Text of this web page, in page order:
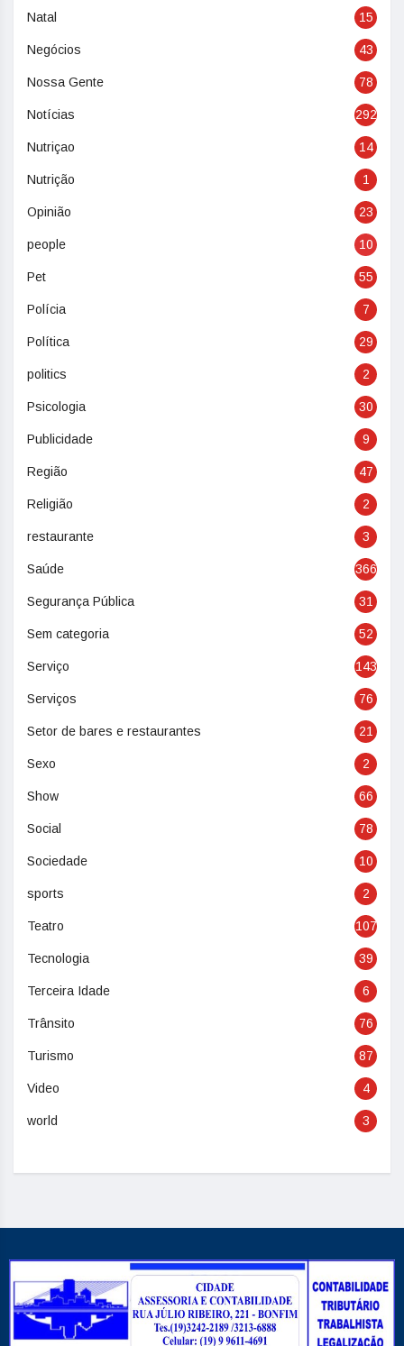
Natal 15
Negócios 43
Nossa Gente 78
Notícias 292
Nutriçao 14
Nutrição 1
Opinião 23
people 10
Pet 55
Polícia 7
Política 29
politics 2
Psicologia 30
Publicidade 9
Região 47
Religião 2
restaurante 3
Saúde 366
Segurança Pública 31
Sem categoria 52
Serviço 143
Serviços 76
Setor de bares e restaurantes 21
Sexo 2
Show 66
Social 78
Sociedade 10
sports 2
Teatro 107
Tecnologia 39
Terceira Idade 6
Trânsito 76
Turismo 87
Video 4
world 3